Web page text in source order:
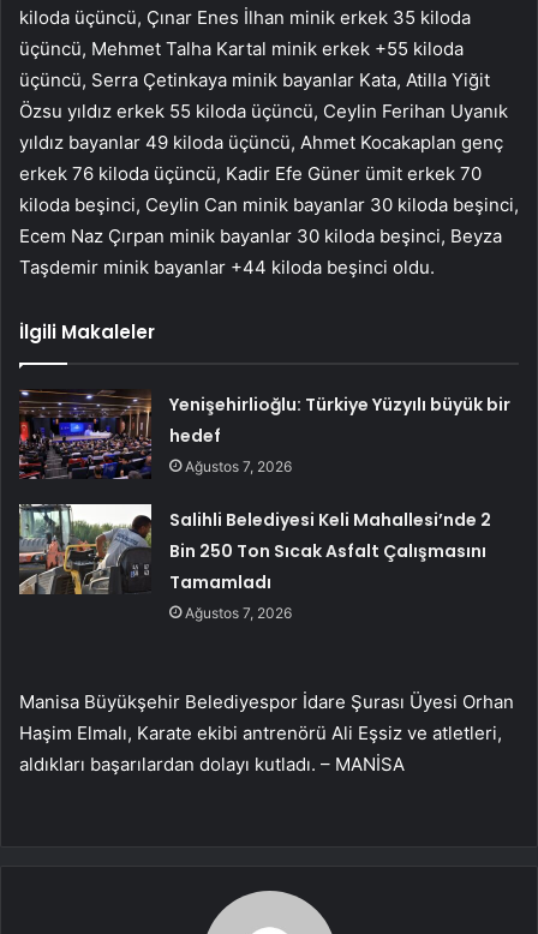
kiloda üçüncü, Çınar Enes İlhan minik erkek 35 kiloda
üçüncü, Mehmet Talha Kartal minik erkek +55 kiloda
üçüncü, Serra Çetinkaya minik bayanlar Kata, Atilla Yiğit
Özsu yıldız erkek 55 kiloda üçüncü, Ceylin Ferihan Uyanık
yıldız bayanlar 49 kiloda üçüncü, Ahmet Kocakaplan genç
erkek 76 kiloda üçüncü, Kadir Efe Güner ümit erkek 70
kiloda beşinci, Ceylin Can minik bayanlar 30 kiloda beşinci,
Ecem Naz Çırpan minik bayanlar 30 kiloda beşinci, Beyza
Taşdemir minik bayanlar +44 kiloda beşinci oldu.
İlgili Makaleler
Yenişehirlioğlu: Türkiye Yüzyılı büyük bir
hedef
Ağustos 7, 2026
Salihli Belediyesi Keli Mahallesi’nde 2
Bin 250 Ton Sıcak Asfalt Çalışmasını
Tamamladı
Ağustos 7, 2026
Manisa Büyükşehir Belediyespor İdare Şurası Üyesi Orhan
Haşim Elmalı, Karate ekibi antrenörü Ali Eşsiz ve atletleri,
aldıkları başarılardan dolayı kutladı. – MANİSA